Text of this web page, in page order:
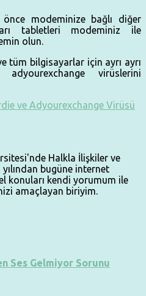
modeminize bağlı diğer
tabletleri modeminiz ile
olun.
tüm bilgisayarlar için ayrı ayrı
virüslerini
ve Adyourexchange Virüsü
Halkla İlişkiler ve
bugüne internet
konuları kendi yorumum ile
amaçlayan biriyim.
Ses Gelmiyor Sorunu